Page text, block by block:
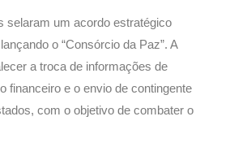
selaram um acordo estratégico
o “Consórcio da Paz”. A
a troca de informações de
financeiro e o envio de contingente
com o objetivo de combater o